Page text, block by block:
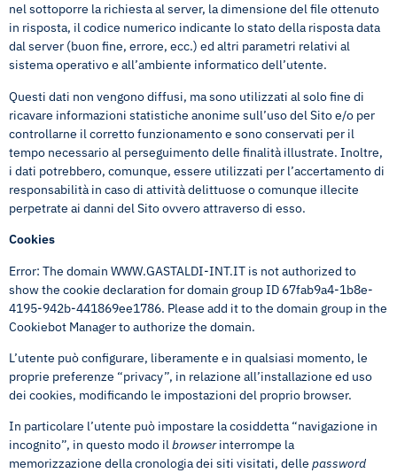
nel sottoporre la richiesta al server, la dimensione del file ottenuto
in risposta, il codice numerico indicante lo stato della risposta data
dal server (buon fine, errore, ecc.) ed altri parametri relativi al
sistema operativo e all’ambiente informatico dell’utente.
Questi dati non vengono diffusi, ma sono utilizzati al solo fine di
ricavare informazioni statistiche anonime sull’uso del Sito e/o per
controllarne il corretto funzionamento e sono conservati per il
tempo necessario al perseguimento delle finalità illustrate. Inoltre,
i dati potrebbero, comunque, essere utilizzati per l’accertamento di
responsabilità in caso di attività delittuose o comunque illecite
perpetrate ai danni del Sito ovvero attraverso di esso.
Cookies
Error: The domain WWW.GASTALDI-INT.IT is not authorized to
show the cookie declaration for domain group ID 67fab9a4-1b8e-
4195-942b-441869ee1786. Please add it to the domain group in the
Cookiebot Manager to authorize the domain.
L’utente può configurare, liberamente e in qualsiasi momento, le
proprie preferenze “privacy”, in relazione all’installazione ed uso
dei cookies, modificando le impostazioni del proprio browser.
In particolare l’utente può impostare la cosiddetta “navigazione in
incognito”, in questo modo ilbrowserinterrompe la
memorizzazione della cronologia dei siti visitati, delle password